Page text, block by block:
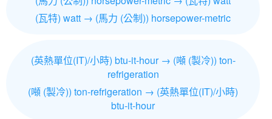
(瓦特) watt → (馬力 (公制)) horsepower-metric
(英熱單位(IT)/小時) btu-it-hour → (噸 (製冷)) ton-
refrigeration
(噸 (製冷)) ton-refrigeration → (英熱單位(IT)/小時)
btu-it-hour